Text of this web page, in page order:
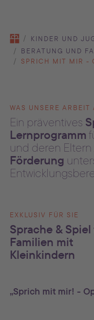
KINDER UND
BERATUNG UND
SPRICH MIT MIR -
WAS UNSERE ARBEIT
Ein präventives
Lernprogramm
und deren Eltern
Förderung
EXKLUSIV FÜR SIE
Sprache &
Familien mit
Kleinkindern
„Sprich mit mir! -